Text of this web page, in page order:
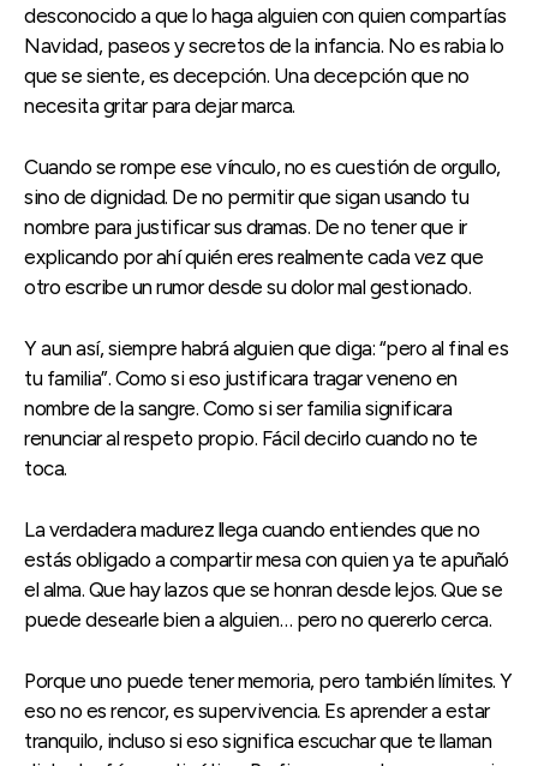
desconocido a que lo haga alguien con quien compartías
Navidad, paseos y secretos de la infancia. No es rabia lo
que se siente, es decepción. Una decepción que no
necesita gritar para dejar marca.
Cuando se rompe ese vínculo, no es cuestión de orgullo,
sino de dignidad. De no permitir que sigan usando tu
nombre para justificar sus dramas. De no tener que ir
explicando por ahí quién eres realmente cada vez que
otro escribe un rumor desde su dolor mal gestionado.
Y aun así, siempre habrá alguien que diga: “pero al final es
tu familia”. Como si eso justificara tragar veneno en
nombre de la sangre. Como si ser familia significara
renunciar al respeto propio. Fácil decirlo cuando no te
toca.
La verdadera madurez llega cuando entiendes que no
estás obligado a compartir mesa con quien ya te apuñaló
el alma. Que hay lazos que se honran desde lejos. Que se
puede desearle bien a alguien… pero no quererlo cerca.
Porque uno puede tener memoria, pero también límites. Y
eso no es rencor, es supervivencia. Es aprender a estar
tranquilo, incluso si eso significa escuchar que te llaman